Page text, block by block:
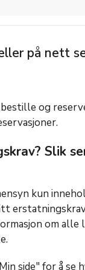
på nett
og
Slik
kun
erstatningskrav
om alle
side" for å se